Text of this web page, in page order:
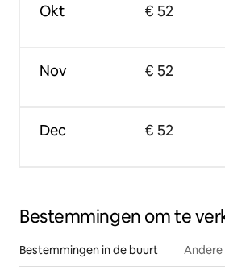
Okt
Nov
Dec
€ 52
€ 52
€ 52
Bestemmingen om te
Bestemmingen in de buurt